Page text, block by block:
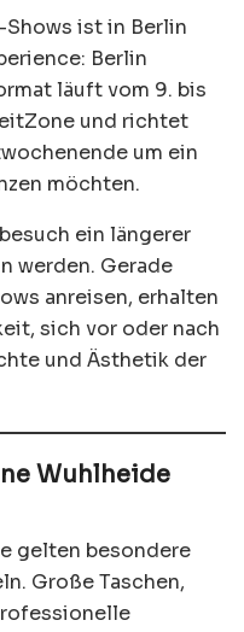
ist in Berlin
Berlin
läuft vom 9. bis
und richtet
um ein
möchten.
ein längerer
werden. Gerade
anreisen, erhalten
sich vor oder nach
und Ästhetik der
Wuhlheide
gelten besondere
Große Taschen,